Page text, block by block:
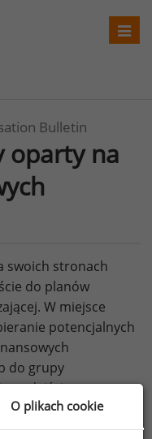
Bulletin
oparty na
swoich stronach
do planów
W miejsce
potencjalnych
do grupy
podejście oparte
te miałyby być
firmy, które
O plikach cookie